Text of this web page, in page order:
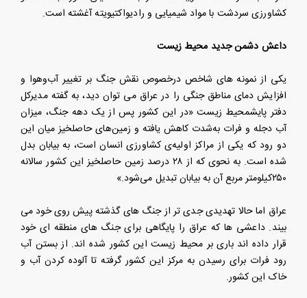
کشاورزی سردشت با مواد شیمیایی و رادیواکتیویته آغشته است.
داعش دشمن جدید محیط زیست
یکی از نمونه های شاخص درخصوص نقش جنگ بر تغییر آب‌وهوا و
افزایش دمای مناطق جنگی را در عراق می توان دید، به گفته مدیرکل
دفتر پایشمحیط زیست «در این کشور پس از یک دهه جنگ، میزان
آب دجله و فرات به‌شدت کاهش یافته و زمین‌های حاصلخیز میان این
دو رود که یکی از مراکز اولیه‌ی کشاورزی انسان است، به بیابان بدل
شده است. به نحوی که از ۲۸ درصد زمین حاصلخیز این کشور سالانه
۲۵۰کیلومتر مربع آن به بیابان تبدیل می‌شود.»
عراق اما حالا تهدیدی جدی تر از جنگ های گذشته پیش روی خود می
بیند. داعشی ها که عراق را پایگاهی برای جنگ های منطقه ای خود
قرار داده اند باری بر محیط زیست این کشور شده اند. از بستن آب
رود فرات برای رسیدن به مرکز این کشور گرفته تا آلوده کردن آب و
خاک این کشور.